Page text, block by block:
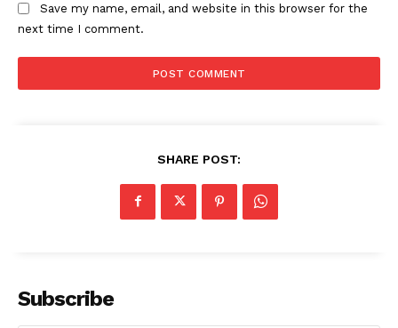
Save my name, email, and website in this browser for the
next time I comment.
SHARE POST:
Subscribe